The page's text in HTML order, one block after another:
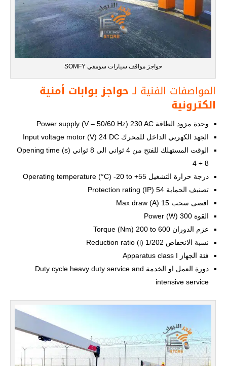
حواجز مواقف سيارات سومفي SOMFY
المواصفات الفنية لـحواجز بوابات أمنية
الكترونية
وحدة مزود الطاقة Power supply (V – 50/60 Hz) 230 AC
الجهد الكهربي الداخل للمحرك Input voltage motor (V) 24 DC
الوقت المستهلك للفتح من 4 ثواني الى 8 ثواني Opening time (s)
4 ÷ 8
درجة حرارة التشغيل Operating temperature (°C) -20 to +55
تصنيف الحماية Protection rating (IP) 54
اقصى سحب Max draw (A) 15
القوة Power (W) 300
عزم الدوران Torque (Nm) 200 to 600
نسبة الانخفاض Reduction ratio (i) 1/202
فئة الجهاز Apparatus class I
دورة العمل او الخدمة Duty cycle heavy duty service and
intensive service